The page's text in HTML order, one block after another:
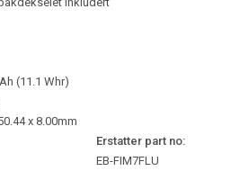
(11.1 Whr)
x 8.00mm
Erstatter part no:
EB-FIM7FLU